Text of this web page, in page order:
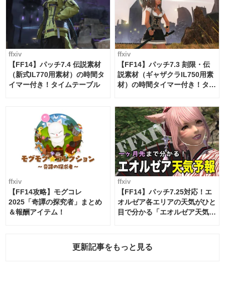
ffxiv
【FF14】パッチ7.4 伝説素材
（新式IL770用素材）の時間タ
イマー付き！タイムテーブル
ffxiv
【FF14】パッチ7.3 刻限・伝
説素材（ギャザクラIL750用素
材）の時間タイマー付き！タイ
ffxiv
【FF14攻略】モグコレ
2025「奇譚の探究者」まとめ
＆報酬アイテム！
ffxiv
【FF14】パッチ7.25対応！エ
オルゼア各エリアの天気がひと
目で分かる「エオルゼア天気予
更新記事をもっと見る